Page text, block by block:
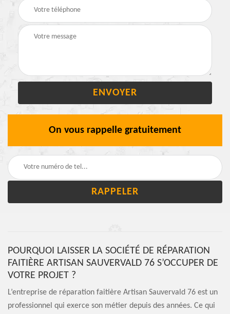
On vous rappelle gratuitement
POURQUOI LAISSER LA SOCIÉTÉ DE RÉPARATION
FAITIÈRE ARTISAN SAUVERVALD 76 S’OCCUPER DE
VOTRE PROJET ?
L’entreprise de réparation faitière Artisan Sauvervald 76 est un
professionnel qui exerce son métier depuis des années. Ce qui